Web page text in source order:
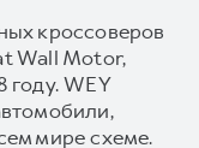
кроссоверов
Wall Motor,
году. WEY
мире схеме.